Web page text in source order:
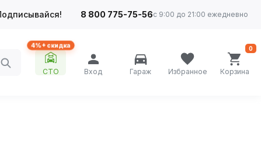
8 800 775-75-56с 9:00 до 21:00 ежедневно
4%+ скидка
СТО Вход Гараж Избранное Корзина
0